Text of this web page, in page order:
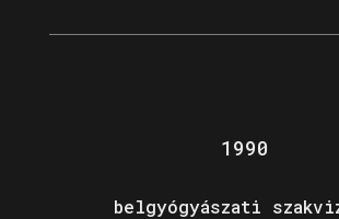
1990
belgyógyászati